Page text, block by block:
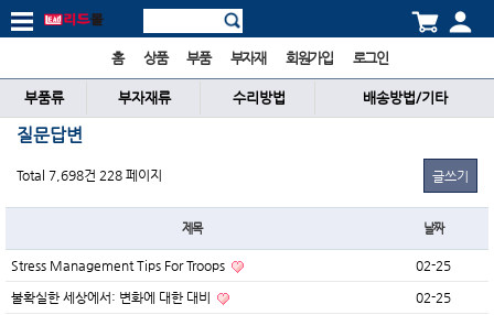
홈 상품 부품 부자재 회원가입 로그인
부품류 부자재류 수리방법 배송방법/기타
질문답변
Total 7,698건 228 페이지 글쓰기
제목 날짜
Stress Management Tips For Troops 02-25
불확실한 세상에서: 변화에 대한 대비 02-25